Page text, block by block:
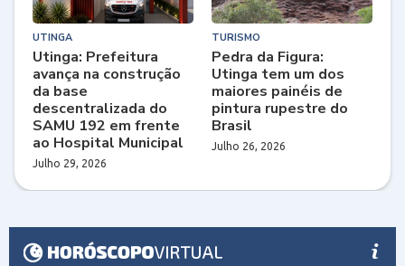
UTINGA
Utinga: Prefeitura
avança na construção
da base
descentralizada do
SAMU 192 em frente
ao Hospital Municipal
Julho 29, 2026
TURISMO
Pedra da Figura:
Utinga tem um dos
maiores painéis de
pintura rupestre do
Brasil
Julho 26, 2026